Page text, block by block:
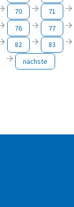
70 71
76 77
82 83
nächste